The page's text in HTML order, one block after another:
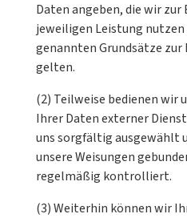
Daten angeben, die wir zur
jeweiligen Leistung nutzen
genannten Grundsätze
gelten.
(2) Teilweise bedienen wir
Ihrer Daten externer
uns sorgfältig ausgewählt
unsere Weisungen
regelmäßig kontrolliert.
(3) Weiterhin können wir